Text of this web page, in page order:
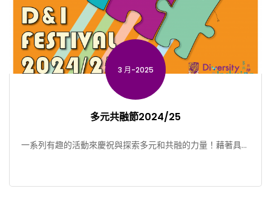
3 月-2025
多元共融節2024/25
一系列有趣的活動來慶祝與探索多元和共融的力量！藉著具啟